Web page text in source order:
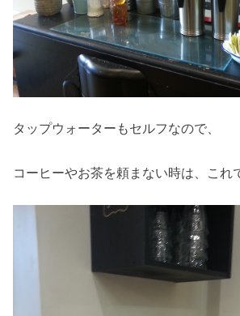
タップウォーターもセルフなので、
コーヒーやお茶を頼まない時は、これ